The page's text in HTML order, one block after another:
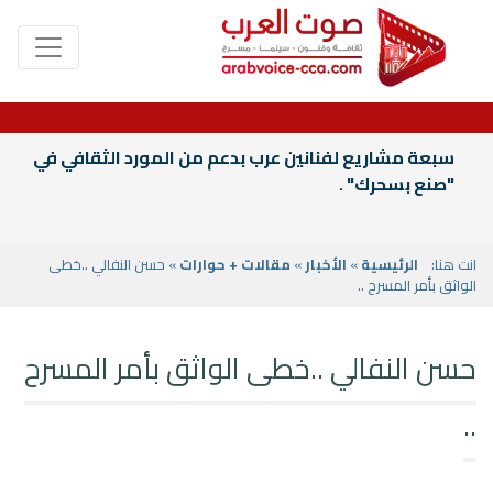
سبعة مشاريع لفنانين عرب بدعم من المورد الثقافي في
"صنع بسحرك" .
انت هنا: الرئيسية» الأخبار» مقالات + حوارات» حسن النفالي ..خطى
الواثق بأمر المسرح ..
حسن النفالي ..خطى الواثق بأمر المسرح
..